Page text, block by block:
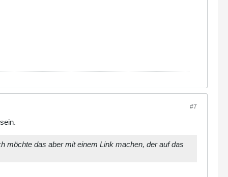
#7
möchte das aber mit einem Link machen, der auf das